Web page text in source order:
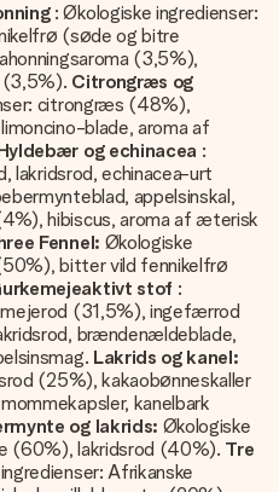
: Økologiske ingredienser:
(søde og bitre
(3,5%),
(3,5%). Citrongræs og
citrongræs (48%),
blade, aroma af
og echinacea :
echinacea-urt
appelsinskal,
hibiscus, aroma af æterisk
Fennel: Økologiske
bitter vild fennikelfrø
stof :
(31,5%), ingefærrod
brændenældeblade,
Lakrids og kanel:
(25%), kakaobønneskaller
kanelbark
og lakrids: Økologiske
(60%), lakridsrod (40%). Tre
Afrikanske